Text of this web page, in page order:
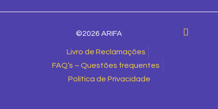
©2026 ARIFA
Livro de Reclamações
FAQ’s – Questões frequentes
Política de Privacidade